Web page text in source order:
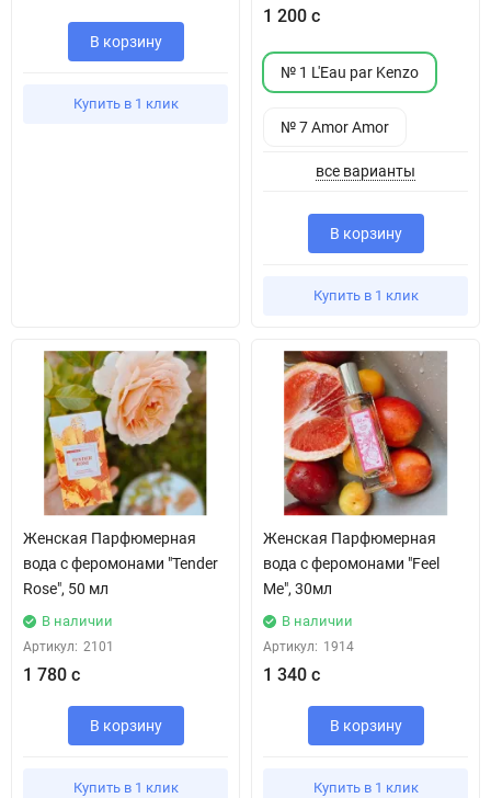
В корзину
Купить в 1 клик
1 200 с
№ 1 L'Eau par Kenzo
№ 7 Amor Amor
все варианты
В корзину
Купить в 1 клик
Женская Парфюмерная
вода с феромонами "Tender
Rose", 50 мл
В наличии
Артикул: 2101
1 780 с
В корзину
Купить в 1 клик
Женская Парфюмерная
вода с феромонами "Feel
Me", 30мл
В наличии
Артикул: 1914
1 340 с
В корзину
Купить в 1 клик